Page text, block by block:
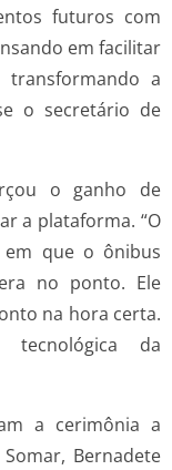
futuros com
em facilitar
a
o secretário de
o ganho de
a plataforma. “O
que o ônibus
no ponto. Ele
na hora certa.
tecnológica da
a cerimônia a
Bernadete